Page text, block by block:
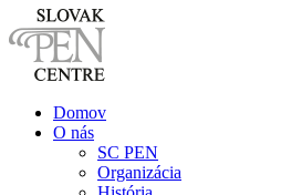
Domov
O nás
SC PEN
Organizácia